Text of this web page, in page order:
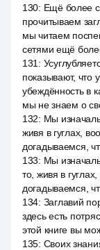
130: Ещё более
прочитываем
мы читаем
сетями ещё
131 :
показывают, что
убеждённость в
мы не знаем о
132: Мы
живя в гуглах,
догадываемся,
133: Мы
то, живя в
догадываемся,
134: Заглавий
здесь есть
этой книге вы
135: Своих